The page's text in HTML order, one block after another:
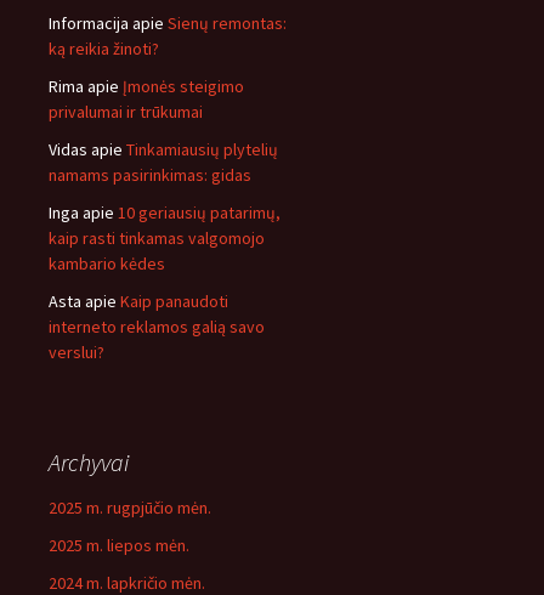
Informacija apie Sienų remontas:
ką reikia žinoti?
Rima apie Įmonės steigimo
privalumai ir trūkumai
Vidas apie Tinkamiausių plytelių
namams pasirinkimas: gidas
Inga apie 10 geriausių patarimų,
kaip rasti tinkamas valgomojo
kambario kėdes
Asta apie Kaip panaudoti
interneto reklamos galią savo
verslui?
Archyvai
2025 m. rugpjūčio mėn.
2025 m. liepos mėn.
2024 m. lapkričio mėn.